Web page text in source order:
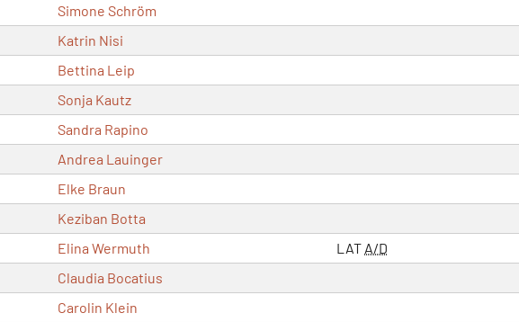
Simone Schröm
Katrin Nisi
Bettina Leip
Sonja Kautz
Sandra Rapino
Andrea Lauinger
Elke Braun
Keziban Botta
Elina Wermuth LAT A/D
Claudia Bocatius
Carolin Klein